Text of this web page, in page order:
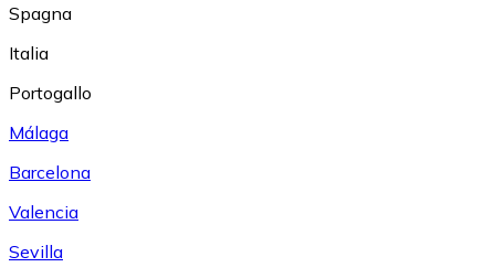
Spagna
Italia
Portogallo
Málaga
Barcelona
Valencia
Sevilla